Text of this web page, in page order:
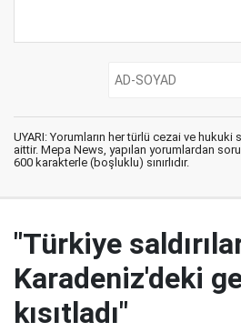
UYARI: Yorumların her türlü cezai ve
aittir. Mepa News, yapılan yorumlardan
600 karakterle (boşluklu) sınırlıdır.
"Türkiye
Karadeniz'deki
kısıtladı"